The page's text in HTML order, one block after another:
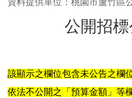
資料提供單位：桃園市蘆竹區
公開招
該顯示之欄位包含未公告之欄
依法不公開之「預算金額」等